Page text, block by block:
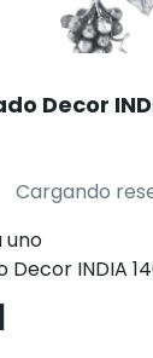
Decor
Cargando
uno
Decor INDIA